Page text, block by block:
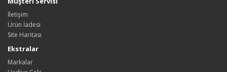
İletişim
Ürün İadesi
Site Haritası
Ekstralar
Markalar